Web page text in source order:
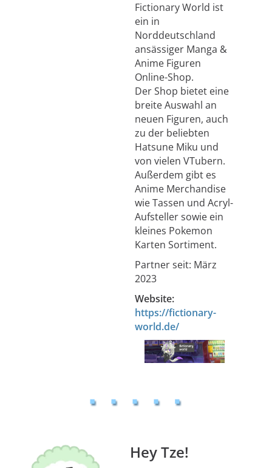
Fictionary World ist
ein in
Norddeutschland
ansässiger Manga &
Anime Figuren
Online-Shop.
Der Shop bietet eine
breite Auswahl an
neuen Figuren, auch
zu der beliebten
Hatsune Miku und
von vielen VTubern.
Außerdem gibt es
Anime Merchandise
wie Tassen und Acryl-
Aufsteller sowie ein
kleines Pokemon
Karten Sortiment.
Partner seit: März
2023
Website:
https://fictionary-
world.de/
Hey Tze!